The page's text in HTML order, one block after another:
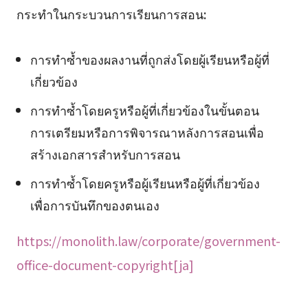
กระทำในกระบวนการเรียนการสอน:
การทำซ้ำของผลงานที่ถูกส่งโดยผู้เรียนหรือผู้ที่
เกี่ยวข้อง
การทำซ้ำโดยครูหรือผู้ที่เกี่ยวข้องในขั้นตอน
การเตรียมหรือการพิจารณาหลังการสอนเพื่อ
สร้างเอกสารสำหรับการสอน
การทำซ้ำโดยครูหรือผู้เรียนหรือผู้ที่เกี่ยวข้อง
เพื่อการบันทึกของตนเอง
https://monolith.law/corporate/government-
office-document-copyright[ja]